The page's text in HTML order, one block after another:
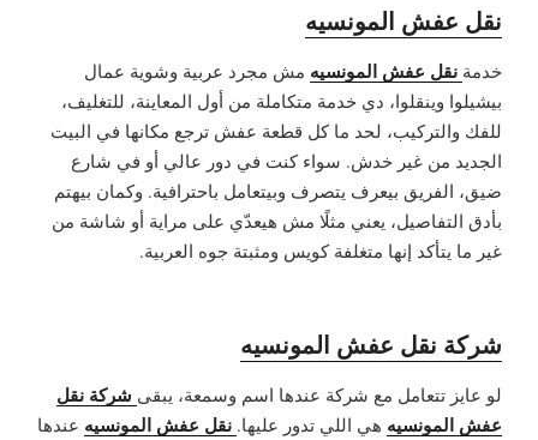
نقل عفش المونسيه
خدمة نقل عفش المونسيه مش مجرد عربية وشوية عمال
بيشيلوا وينقلوا، دي خدمة متكاملة من أول المعاينة، للتغليف،
للفك والتركيب، لحد ما كل قطعة عفش ترجع مكانها في البيت
الجديد من غير خدش. سواء كنت في دور عالي أو في شارع
ضيق، الفريق بيعرف يتصرف وبيتعامل باحترافية. وكمان بيهتم
بأدق التفاصيل، يعني مثلًا مش هيعدّي على مراية أو شاشة من
غير ما يتأكد إنها متغلفة كويس ومثبتة جوه العربية.
شركة نقل عفش المونسيه
لو عايز تتعامل مع شركة عندها اسم وسمعة، يبقى شركة نقل
عفش المونسيه هي اللي تدور عليها. نقل عفش المونسيه عندها